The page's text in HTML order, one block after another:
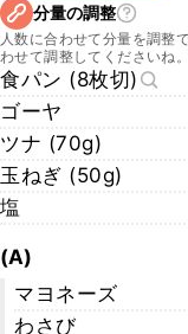
分量の調整
人数に合わせて分量を調整
わせて調整してくださいね。
食パン (8枚切)
ゴーヤ
ツナ (70g)
玉ねぎ (50g)
塩
(A)
マヨネーズ
わさび